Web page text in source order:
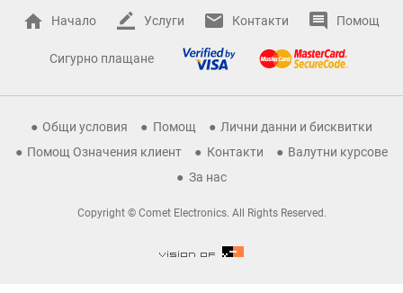
Начало Услуги Контакти Помощ
Сигурно плащане
Общи условия Помощ
Лични данни и бисквитки
Помощ Означения клиент
Контакти
Валутни курсове
За нас
Copyright © Comet Electronics. All Rights Reserved.